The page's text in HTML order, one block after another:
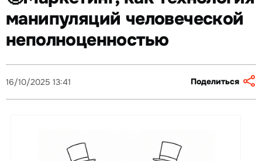
манипуляций человеческой
неполноценностью
16/10/2025 13:41 Поделиться